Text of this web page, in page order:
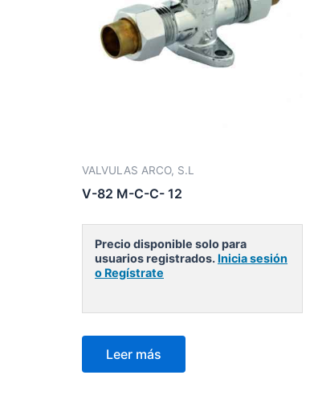
VALVULAS ARCO, S.L
V-82 M-C-C- 12
Precio disponible solo para
usuarios registrados. Inicia sesión
o Regístrate
Leer más